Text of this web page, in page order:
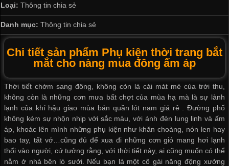
Loại: Thông tin chia sẻ
Danh mục: Thông tin chia sẻ
Chi tiết sản phẩm Phụ kiện thời trang bắt
mắt cho nàng mua đông ấm áp
Thời tiết chớm sang đông, không còn là cái mát mẻ của trời thu,
không còn là những cơn mưa bất chợt của mùa hạ mà là sự lành
lạnh của khí hậu giao mùa bán quần lót nam giá rẻ . Đường phố
không kém sự nhộn nhịp với sắc màu, với ánh đèn lung linh và ấm
áp, khoác lên mình những phụ kiện như khăn choàng, nón len hay
bao tay, tất vớ…cũng đủ để xua đi những cơn gió mang hơi lạnh
thổi vào người, cứ tưởng rằng, với thời tiết này, ai cũng muốn có thể
nằm ở nhà bên lò sưởi. Nếu bạn là một cô gái năng động xưởng